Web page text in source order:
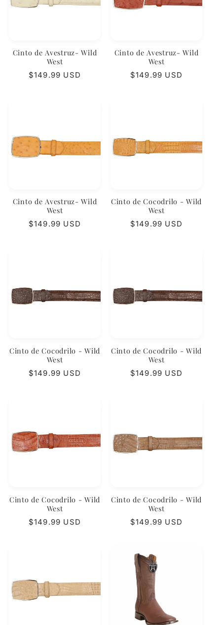
Cinto de Avestruz- Wild
West
Precio
$149.99 USD
Cinto de Avestruz- Wild
West
Precio
$149.99 USD
Cinto de Avestruz- Wild
West
Precio
$149.99 USD
Cinto de Cocodrilo - Wild
West
Precio
$149.99 USD
Cinto de Cocodrilo - Wild
West
Precio
$149.99 USD
Cinto de Cocodrilo - Wild
West
Precio
$149.99 USD
Cinto de Cocodrilo - Wild
West
Precio
$149.99 USD
Cinto de Cocodrilo - Wild
West
Precio
$149.99 USD